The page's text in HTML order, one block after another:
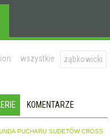
wszystkie ząbkowicki
KOMENTARZE
PUCHARU SUDETÓW CROSS